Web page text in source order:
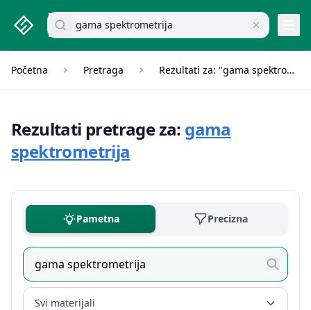
studenti.rs home page
Pretraži dokumente
Početna Pretraga Rezultati za: "gama spektrometrija"
Rezultati pretrage za: gama
spektrometrija
Pametna Precizna
Svi materijali